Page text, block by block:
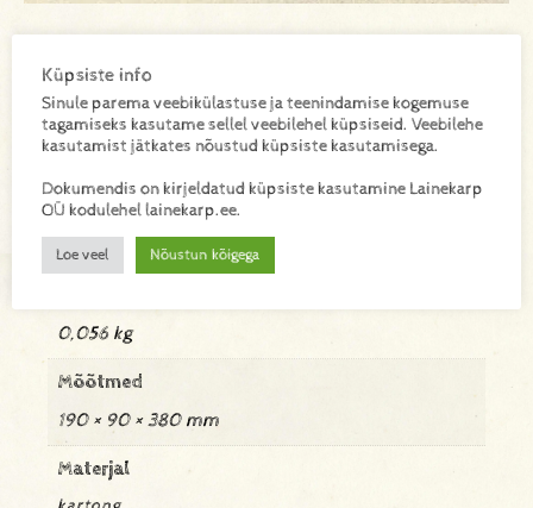
SKU: E17080
Lisa toode päringukorvi
Lisainfo
0,056 kg
Mõõtmed
190 × 90 × 380 mm
Materjal
Küpsiste info
Sinule parema veebikülastuse ja teenindamise kogemuse
tagamiseks kasutame sellel veebilehel küpsiseid. Veebilehe
kasutamist jätkates nõustud küpsiste kasutamisega.
Dokumendis on kirjeldatud küpsiste kasutamine Lainekarp
OÜ kodulehel lainekarp.ee.
Loe veel Nõustun kõigega